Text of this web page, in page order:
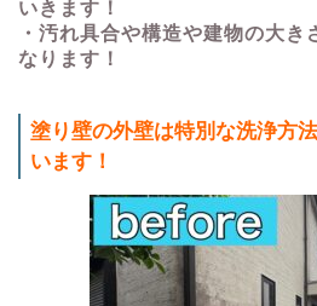
いきます！
・汚れ具合や構造や建物の大き
なります！
塗り壁の外壁は特別な洗浄方
います！